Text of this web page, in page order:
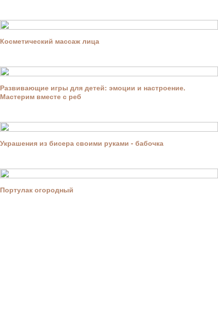
Косметический массаж лица
Развивающие игры для детей: эмоции и настроение.
Мастерим вместе с реб
Украшения из бисера своими руками - бабочка
Портулак огородный